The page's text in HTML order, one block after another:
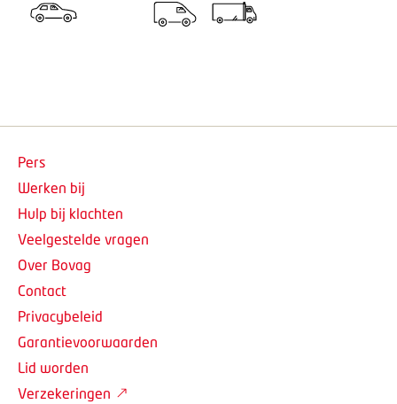
Pers
Werken bij
Hulp bij klachten
Veelgestelde vragen
Over Bovag
Contact
Privacybeleid
Garantievoorwaarden
Lid worden
Verzekeringen